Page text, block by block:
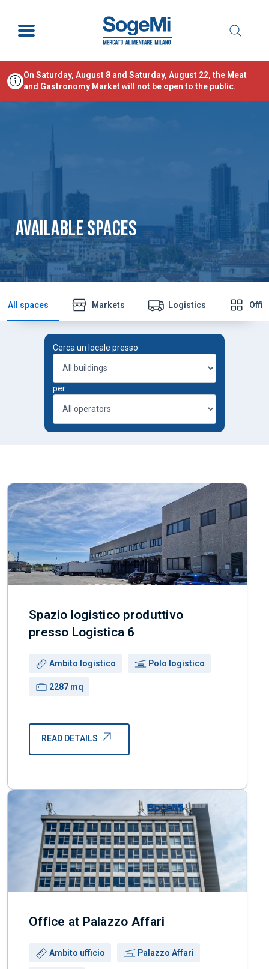
On Saturday, August 8 and Saturday, August 22, the Meat
and Gastronomy Market will not be open to the public.
AVAILABLE SPACES
All spaces Markets Logistics
Cerca un locale presso
Building
per
Operator
Spazio logistico produttivo
presso Logistica 6
Use:
Ambito logistico Building:
Polo logistico
Surface:
2287 mq
READ DETAILS
Office at Palazzo Affari
Use:
Ambito ufficio Building:
Palazzo Affari